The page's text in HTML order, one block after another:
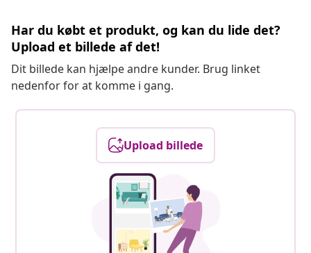
Har du købt et produkt, og kan du lide det?
Upload et billede af det!
Dit billede kan hjælpe andre kunder. Brug linket
nedenfor for at komme i gang.
Upload billede